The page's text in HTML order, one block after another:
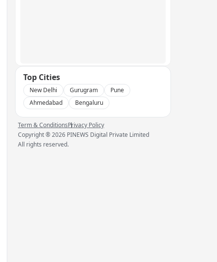
Top Cities
New Delhi Gurugram
Pune
Ahmedabad
Bengaluru
Term & ConditionsPrivacy Policy
Copyright ®2026 PINEWS Digital Private Limited
All rights reserved.